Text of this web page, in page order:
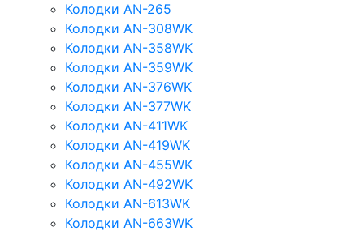
Колодки AN-265
Колодки AN-308WK
Колодки AN-358WK
Колодки AN-359WK
Колодки AN-376WK
Колодки AN-377WK
Колодки AN-411WK
Колодки AN-419WK
Колодки AN-455WK
Колодки AN-492WK
Колодки AN-613WK
Колодки AN-663WK